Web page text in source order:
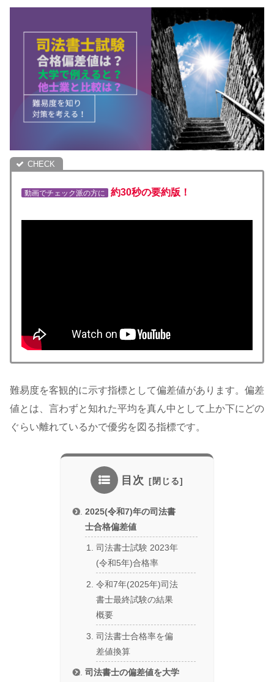
動画でチェック派の方に 約30秒の要約版！
難易度を客観的に示す指標として偏差値があります。偏差
値とは、言わずと知れた平均を真ん中として上か下にどの
ぐらい離れているかで優劣を図る指標です。
目次
2025(令和7)年の司法書
士合格偏差値
司法書士試験 2023年
(令和5年)合格率
令和7年(2025年)司法
書士最終試験の結果
概要
司法書士合格率を偏
差値換算
司法書士の偏差値を大学